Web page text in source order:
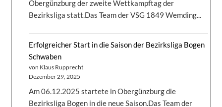
Obergünzburg der zweite Wettkampftag der
Bezirksliga statt.Das Team der VSG 1849 Wemding...
Erfolgreicher Start in die Saison der Bezirksliga Bogen
Schwaben
von Klaus Rupprecht
Dezember 29, 2025
Am 06.12.2025 startete in Obergünzburg die
Bezirksliga Bogen in die neue Saison.Das Team der